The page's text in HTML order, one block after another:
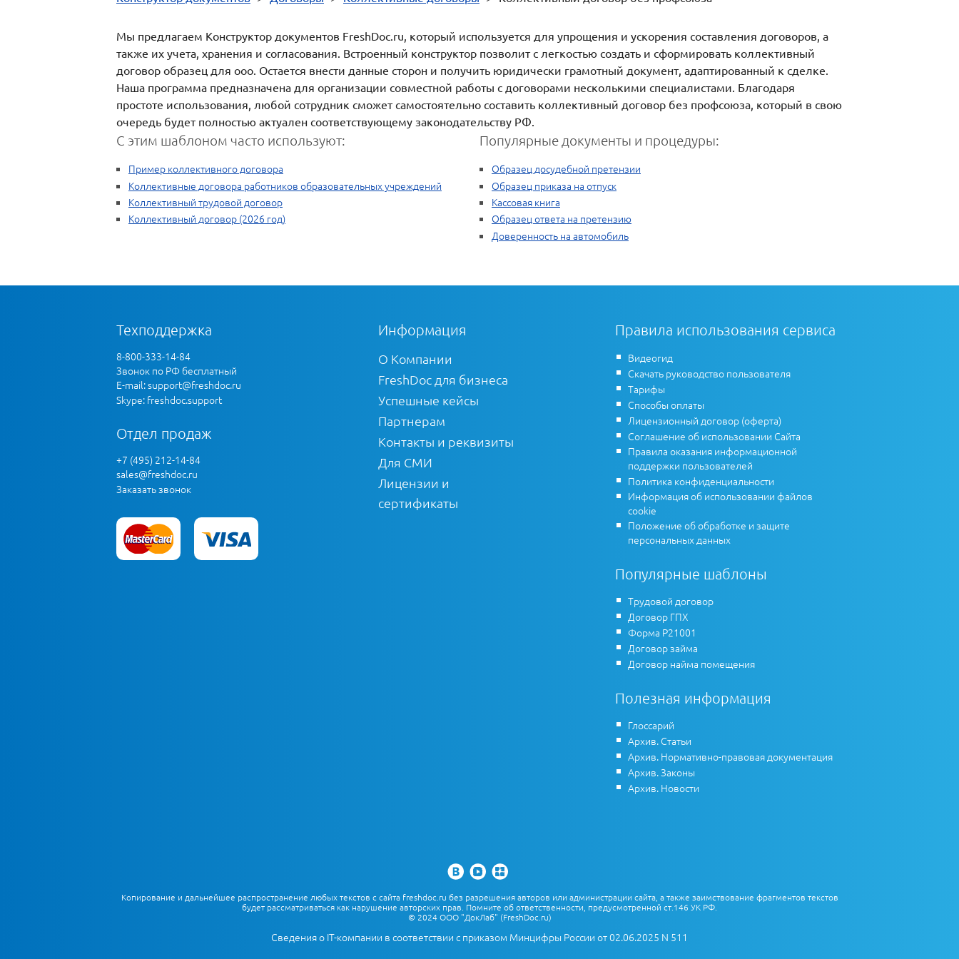
Мы предлагаем Конструктор документов FreshDoc.ru, который используется для упрощения и ускорения составления договоров, а
также их учета, хранения и согласования. Встроенный конструктор позволит с легкостью создать и сформировать коллективный
договор образец для ооо. Остается внести данные сторон и получить юридически грамотный документ, адаптированный к сделке.
Наша программа предназначена для организации совместной работы с договорами несколькими специалистами. Благодаря
простоте использования, любой сотрудник сможет самостоятельно составить коллективный договор без профсоюза, который в свою
очередь будет полностью актуален соответствующему законодательству РФ.
С этим шаблоном часто используют:
Пример коллективного договора
Коллективные договора работников образовательных учреждений
Коллективный трудовой договор
Коллективный договор (2026 год)
Популярные документы и процедуры:
Образец досудебной претензии
Образец приказа на отпуск
Кассовая книга
Образец ответа на претензию
Доверенность на автомобиль
Техподдержка
8-800-333-14-84
Звонок по РФ бесплатный
E-mail:support@freshdoc.ru
Skype: freshdoc.support
Отдел продаж
+7 (495) 212-14-84
sales@freshdoc.ru
Заказать звонок
Информация
О Компании
FreshDoc для бизнеса
Успешные кейсы
Партнерам
Контакты и реквизиты
Для СМИ
Лицензии и
сертификаты
Правила использования сервиса
Видеогид
Скачать руководство пользователя
Тарифы
Способы оплаты
Лицензионный договор (оферта)
Соглашение об использовании Сайта
Правила оказания информационной
поддержки пользователей
Политика конфиденциальности
Информация об использовании файлов
cookie
Положение об обработке и защите
персональных данных
Популярные шаблоны
Трудовой договор
Договор ГПХ
Форма Р21001
Договор займа
Договор найма помещения
Полезная информация
Глоссарий
Архив. Статьи
Архив. Нормативно-правовая документация
Архив. Законы
Архив. Новости
Копирование и дальнейшее распространение любых текстов с сайта freshdoc.ru без разрешения авторов или администрации сайта, а также заимствование фрагментов текстов
будет рассматриваться как нарушение авторских прав. Помните об ответственности, предусмотренной ст.146 УК РФ.
© 2024 ООО "ДокЛаб" (FreshDoc.ru)
Сведения о IT-компании в соответствии с приказом Минцифры России от 02.06.2025 N 511